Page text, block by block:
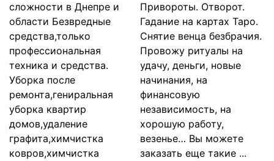
сложности в Днепре и
области Безвредные
средства,только
профессиональная
техника и средства.
Уборка после
ремонта,гениральная
уборка квартир
домов,удаление
графита,химчистка
ковров,химчистка
Привороты. Отворот.
Гадание на картах Таро.
Снятие венца безбрачия.
Провожу ритуалы на
удачу, деньги, новые
начинания, на
финансовую
независимость, на
хорошую работу,
везенье… Вы можете
заказать еще такие ...